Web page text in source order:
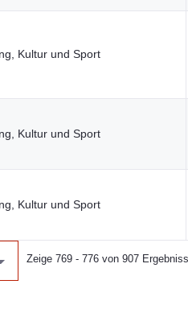
Kultur und Sport
Kultur und Sport
Kultur und Sport
Zeige 769 - 776 von 907